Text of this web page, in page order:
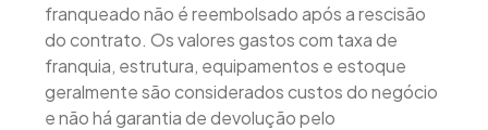
franqueado não é reembolsado após a rescisão
do contrato. Os valores gastos com taxa de
franquia, estrutura, equipamentos e estoque
geralmente são considerados custos do negócio
e não há garantia de devolução pelo